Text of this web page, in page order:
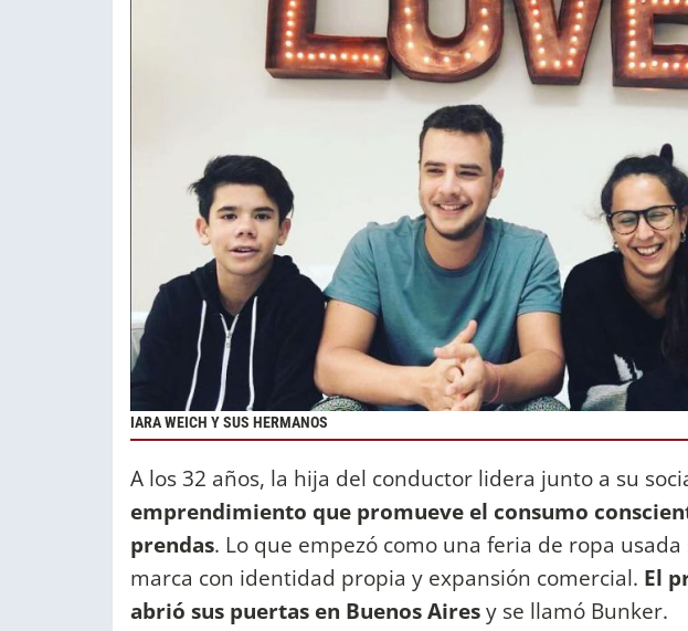
IARA WEICH Y SUS HERMANOS
A los 32 años, la hija del conductor lidera junto a su
emprendimiento que promueve el consumo
prendas. Lo que empezó como una feria de ropa
marca con identidad propia y expansión comercial. El
abrió sus puertas en Buenos Airesy se llamó Bunker.